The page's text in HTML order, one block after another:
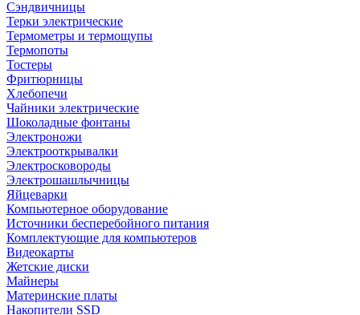
Сэндвичницы
Терки электрические
Термометры и термощупы
Термопоты
Тостеры
Фритюрницы
Хлебопечи
Чайники электрические
Шоколадные фонтаны
Электроножи
Электрооткрывалки
Электросковороды
Электрошашлычницы
Яйцеварки
Компьютерное оборудование
Источники бесперебойного питания
Комплектующие для компьютеров
Видеокарты
Жетские диски
Майнеры
Материнские платы
Накопители SSD